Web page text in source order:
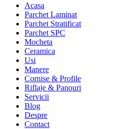
Acasa
Parchet Laminat
Parchet Stratificat
Parchet SPC
Mocheta
Ceramica
Usi
Manere
Cornise & Profile
Riflaje & Panouri
Servicii
Blog
Despre
Contact